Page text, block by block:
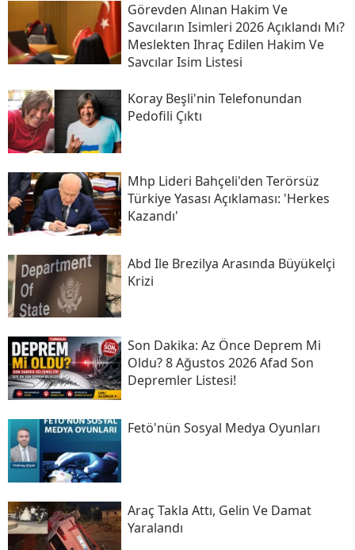
Görevden Alınan Hakim Ve
Savcıların Isimleri 2026 Açıklandı Mı?
Meslekten Ihraç Edilen Hakim Ve
Savcılar Isim Listesi
Koray Beşli'nin Telefonundan
Pedofili Çıktı
Mhp Lideri Bahçeli'den Terörsüz
Türkiye Yasası Açıklaması: 'herkes
Kazandı'
Abd Ile Brezilya Arasında Büyükelçi
Krizi
Son Daki̇ka: Az Önce Deprem Mi
Oldu? 8 Ağustos 2026 Afad Son
Depremler Listesi!
Fetö'nün Sosyal Medya Oyunları
Araç Takla Attı, Gelin Ve Damat
Yaralandı